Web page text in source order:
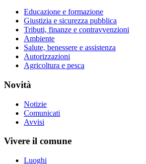
Educazione e formazione
Giustizia e sicurezza pubblica
Tributi, finanze e contravvenzioni
Ambiente
Salute, benessere e assistenza
Autorizzazioni
Agricoltura e pesca
Novità
Notizie
Comunicati
Avvisi
Vivere il comune
Luoghi